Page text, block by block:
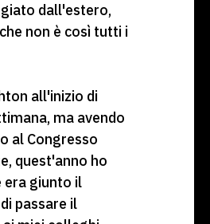
dall'estero,
non è così tutti i
all'inizio di
ma avendo
al Congresso
quest'anno ho
era giunto il
passare il